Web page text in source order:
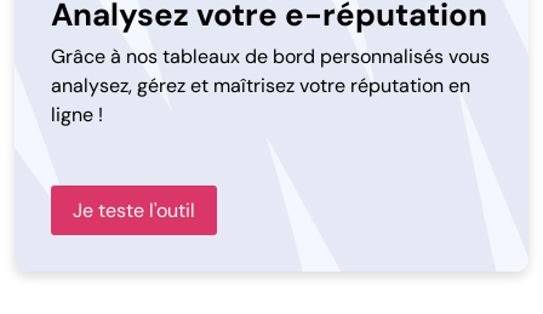
Analysez votre e-réputation
Grâce à nos tableaux de bord personnalisés vous
analysez, gérez et maîtrisez votre réputation en
ligne !
Je teste l'outil